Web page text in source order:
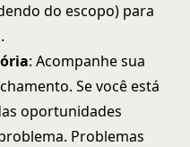
do escopo) para
: Acompanhe sua
Se você está
oportunidades
Problemas